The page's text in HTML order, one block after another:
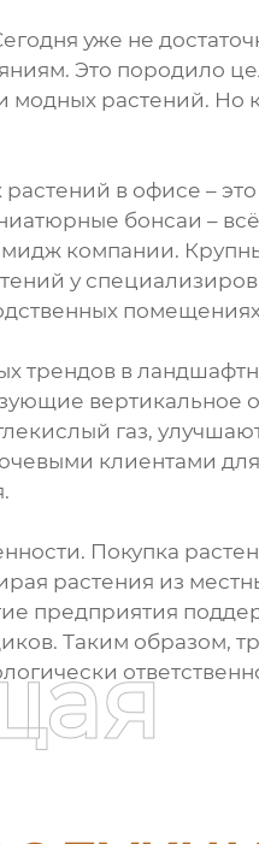
уже не
Это породило
растений. Но
в офисе –
бонсаи –
компании.
у
трендов в
вертикальное
газ,
клиентами
Покупка
растения из
предприятия
Таким образом,